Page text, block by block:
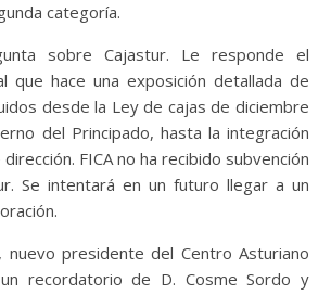
categoría.
sobre Cajastur. Le responde el
que hace una exposición detallada de
desde la Ley de cajas de diciembre
del Principado, hasta la integración
FICA no ha recibido subvención
Se intentará en un futuro llegar a un
nuevo presidente del Centro Asturiano
recordatorio de D. Cosme Sordo y